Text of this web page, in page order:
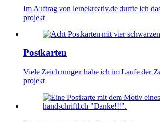
Im Auftrag von lernekreativ.de durfte ich
projekt
Postkarten
Viele Zeichnungen habe ich im Laufe der
projekt